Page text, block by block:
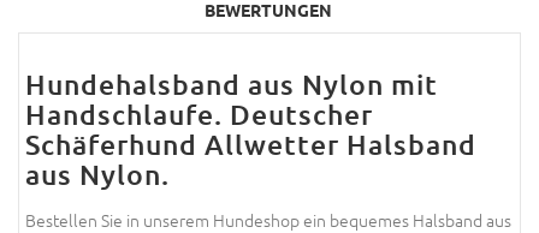
BEWERTUNGEN
Hundehalsband aus Nylon mit
Handschlaufe. Deutscher
Schäferhund Allwetter Halsband
aus Nylon.
Bestellen Sie in unserem Hundeshop ein bequemes Halsband aus